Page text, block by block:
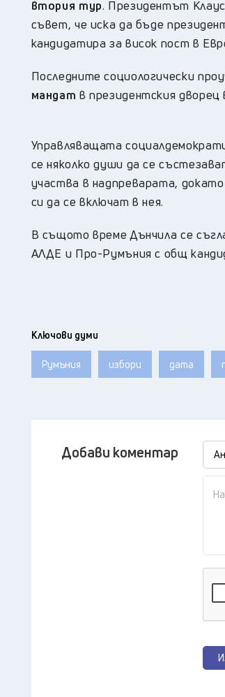
втория тур. Президентът
съвет, че иска да бъде
кандидатира за висок пост в
Последните социологически
мандат в президентския
Управляващата
се няколко души да се
участва в надпреварата,
си да се включат в нея.
В същото време Дънчила се
АЛДЕ и Про-Румъния с общ
Ключови думи
Румъния избори дата
Добави коментар